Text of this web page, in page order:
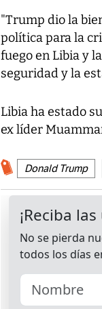
"Trump dio la
política para la
fuego en Libia y
seguridad y la
Libia ha estado
ex líder
Donald Trump